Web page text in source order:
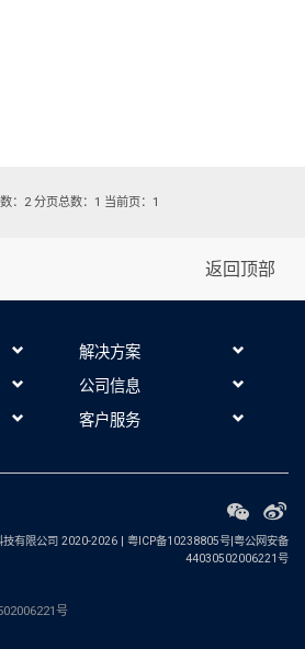
：2 分页总数：1 当前页：1
返回顶部
解决方案
公司信息
客户服务
有限公司 2020-2026 | 粤ICP备10238805号|粤公网安备
44030502006221号
号